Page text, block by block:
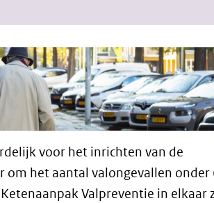
voor het inrichten van de
om het aantal valongevallen onder
Valpreventie in elkaar